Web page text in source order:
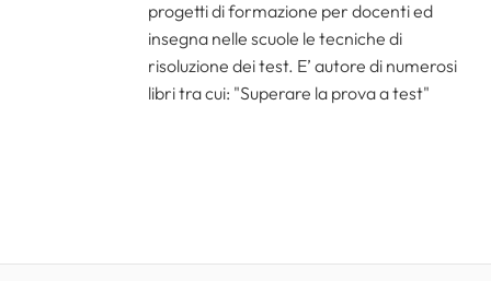
progetti di formazione per docenti ed
insegna nelle scuole le tecniche di
risoluzione dei test. E’ autore di numerosi
libri tra cui: "Superare la prova a test"